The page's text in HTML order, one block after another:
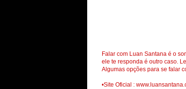
Falar com Luan Santana é o
ele te responda é outro caso.
Algumas opções para se falar
•Site Oficial :